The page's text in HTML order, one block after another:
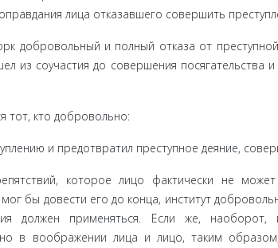
лица отказавшего совершить
доброволь­ный и полный отказа от
из соучастия до совершения посягательства и
тот, кто до­бровольно:
и предотвратил преступное деяние,
ко­торое лицо фактически не
бы довести его до конца, институт
должен при­меняться. Если же, наоборот,
в воображении лица и лицо, таким